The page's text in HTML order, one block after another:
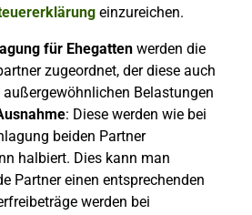
einzureichen.
für Ehegatten werden die
zugeordnet, der diese auch
Belastungen
: Diese werden wie bei
beiden Partner
halbiert. Dies kann man
Partner einen entsprechenden
werden bei